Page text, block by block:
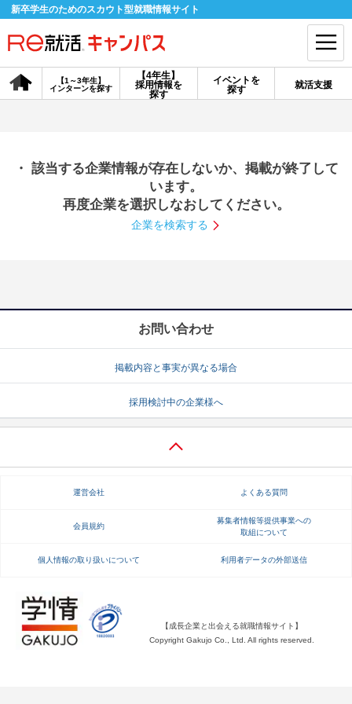
新卒学生のためのスカウト型就職情報サイト
【4年生】
採用情報を
探す
【1～3年生】
インターンを探す
イベントを
探す
就活支援
会員登録 ログイン
探す
【4年生】
説明会を探す
就活ノウハウ・サポート
就活ノウハウが満載！ お役立ち記事・相談室など
就活ニュースペーパー よくある質問
不明点があればこちら
・ 該当する企業情報が存在しないか、掲載が終了して
います。
再度企業を選択しなおしてください。
企業を検索する
お問い合わせ
掲載内容と事実が異なる場合
採用検討中の企業様へ
運営会社 よくある質問
会員規約
募集者情報等提供事業への
取組について
個人情報の取り扱いについて 利用者データの外部送信
【成長企業と出会える就職情報サイト】
Copyright Gakujo Co., Ltd. All rights reserved.